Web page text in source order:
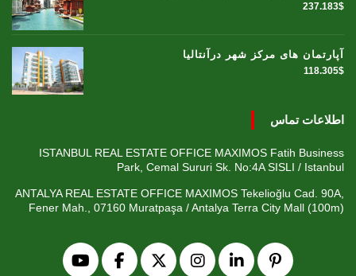
237.183$
آپارتمان های مرکز شهر درآنتالیا
118.305$
اطلاعات تماس
ISTANBUL REAL ESTATE OFFICE MAXIMOS Fatih Business
Park, Cemal Sururi Sk. No:4A SISLI / Istanbul
ANTALYA REAL ESTATE OFFICE MAXIMOS Tekelioğlu Cad. 90A,
Fener Mah., 07160 Muratpaşa / Antalya Terra City Mall (100m)